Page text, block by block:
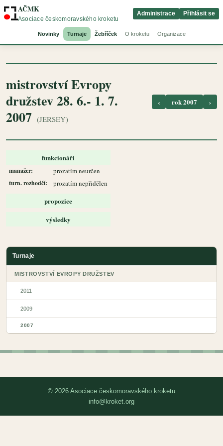
AČMK
Asociace českomoravského kroketu
Novinky Turnaje Žebříček O kroketu Organizace
Administrace Přihlásit se
mistrovství Evropy
družstev 28. 6.- 1. 7.
2007 (JERSEY)
‹ rok 2007 ›
funkcionáři
manažer: prozatím neurčen
turn. rozhodčí: prozatím nepřidělen
propozice
výsledky
Turnaje
MISTROVSTVÍ EVROPY DRUŽSTEV
2011
2009
2007
© 2026 Asociace českomoravského kroketu
info@kroket.org